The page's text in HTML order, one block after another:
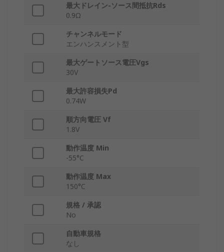
最大ドレイン-ソース間抵抗Rds
0.9Ω
チャンネルモード
エンハンスメント型
最大ゲートソース電圧Vgs
30V
最大許容損失Pd
0.74W
順方向電圧 Vf
1.8V
動作温度 Min
-55°C
動作温度 Max
150°C
規格 / 承認
No
自動車規格
なし